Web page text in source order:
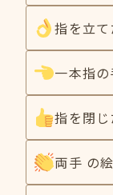
指を立
一本指
指を閉
両手 の